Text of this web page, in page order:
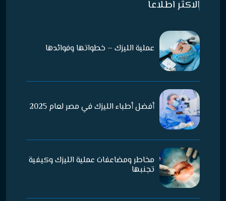
الاكثر اطلاعا
عملية الليزك – خطواتها وفوائدها
أفضل أطباء الليزك في مصر لعام 2025
مخاطر ومضاعفات عملية الليزك وكيفية
تجنبها